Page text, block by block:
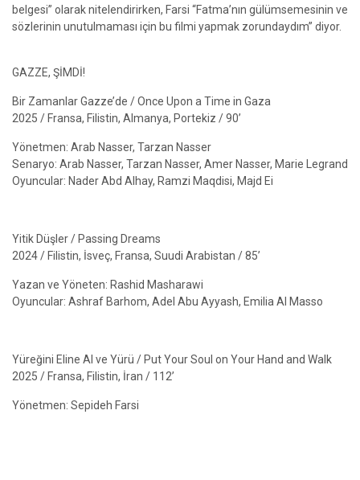
belgesi” olarak nitelendirirken, Farsi “Fatma’nın gülümsemesinin ve
sözlerinin unutulmaması için bu filmi yapmak zorundaydım” diyor.
GAZZE, ŞİMDİ!
Bir Zamanlar Gazze’de / Once Upon a Time in Gaza
2025 / Fransa, Filistin, Almanya, Portekiz / 90’
Yönetmen: Arab Nasser, Tarzan Nasser
Senaryo: Arab Nasser, Tarzan Nasser, Amer Nasser, Marie Legrand
Oyuncular: Nader Abd Alhay, Ramzi Maqdisi, Majd Ei
Yitik Düşler / Passing Dreams
2024 / Filistin, İsveç, Fransa, Suudi Arabistan / 85’
Yazan ve Yöneten: Rashid Masharawi
Oyuncular: Ashraf Barhom, Adel Abu Ayyash, Emilia Al Masso
Yüreğini Eline Al ve Yürü / Put Your Soul on Your Hand and Walk
2025 / Fransa, Filistin, İran / 112’
Yönetmen: Sepideh Farsi